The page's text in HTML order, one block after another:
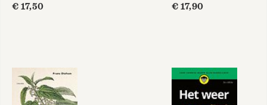
€ 17,50
€ 17,90